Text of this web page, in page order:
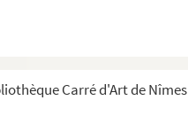
Carré d'Art de Nîmes